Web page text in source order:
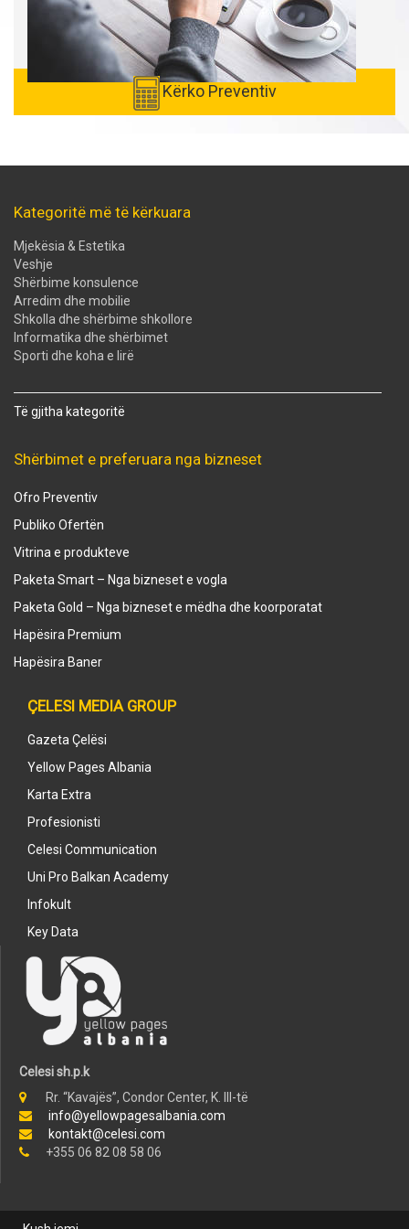
Kërko Preventiv
Kategoritë më të kërkuara
Mjekësia & Estetika
Veshje
Shërbime konsulence
Arredim dhe mobilie
Shkolla dhe shërbime shkollore
Informatika dhe shërbimet
Sporti dhe koha e lirë
Të gjitha kategoritë
Shërbimet e preferuara nga bizneset
Ofro Preventiv
Publiko Ofertën
Vitrina e produkteve
Paketa Smart – Nga bizneset e vogla
Paketa Gold – Nga bizneset e mëdha dhe koorporatat
Hapësira Premium
Hapësira Baner
ÇELESI MEDIA GROUP
Gazeta Çelësi
Yellow Pages Albania
Karta Extra
Profesionisti
Celesi Communication
Uni Pro Balkan Academy
Infokult
Key Data
Celesi sh.p.k
Rr. “Kavajës”, Condor Center, K. III-të
info@yellowpagesalbania.com
kontakt@celesi.com
+355 06 82 08 58 06